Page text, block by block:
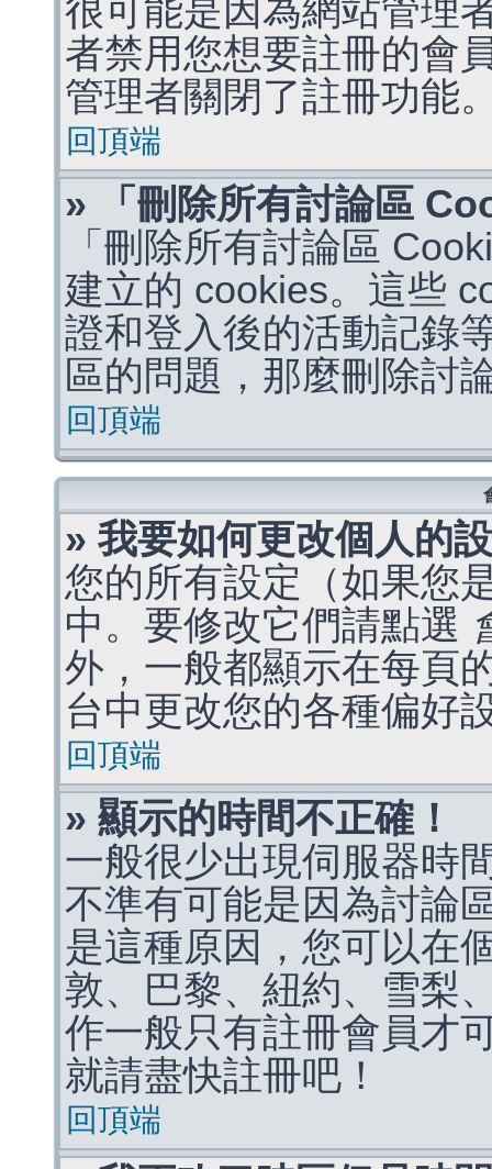
很可能是因為網站管理
者禁用您想要註冊的會
管理者關閉了註冊功能
回頂端
» 「刪除所有討論區
「刪除所有討論區
建立的 cookies。這些
證和登入後的活動記錄
區的問題，那麼刪除討
回頂端
» 我要如何更改個人的
您的所有設定（如果您
中。要修改它們請點選
外，一般都顯示在每頁
台中更改您的各種偏好
回頂端
» 顯示的時間不正確！
一般很少出現伺服器時
不準有可能是因為討論
是這種原因，您可以在
敦、巴黎、紐約、雪梨
作一般只有註冊會員才
就請盡快註冊吧！
回頂端